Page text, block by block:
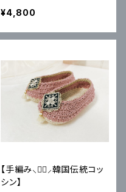
¥4,800
【手編み⸜♥⃜⸝韓国伝統コッ
シン】